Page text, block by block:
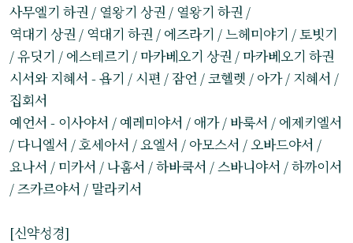
사무엘기 하권 / 열왕기 상권 / 열왕기 하권 /
역대기 상권 / 역대기 하권 / 에즈라기 / 느헤미야기 / 토빗기
/ 유딧기 / 에스테르기 / 마카베오기 상권 / 마카베오기 하권
시서와 지혜서 - 욥기 / 시편 / 잠언 / 코헬렛 / 아가 / 지혜서 /
집회서
예언서 - 이사야서 / 예레미야서 / 애가 / 바룩서 / 에제키엘서
/ 다니엘서 / 호세아서 / 요엘서 / 아모스서 / 오바드야서 /
요나서 / 미카서 / 나훔서 / 하바쿡서 / 스바니야서 / 하까이서
/ 즈카르야서 / 말라키서
[신약성경]